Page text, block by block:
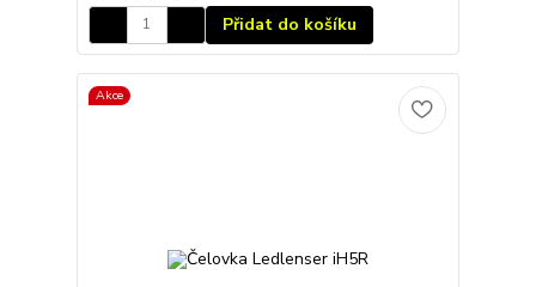
Přidat do košíku
Akce